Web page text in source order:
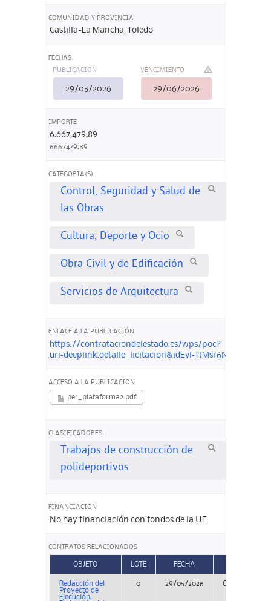
COMUNIDAD Y PROVINCIA
Castilla-La Mancha. Toledo
FECHAS
PUBLICACIÓN
29/05/2026
VENCIMIENTO
29/06/2026
IMPORTE
6.667.479,89
6667479,89
CATEGORIA(S)
Control, Seguridad y Salud de
las Obras
Cultura, Deporte y Ocio
Obra Civil y de Edificación
Servicios de Arquitectura
ENLACE A LA PUBLICACIÓN
https://contrataciondelestado.es/wps/poc?
ACCESO A LA PUBLICACION
per_plataforma2.pdf
CLASIFICADORES
Trabajos de construcción de
polideportivos
FINANCIACION
No hay financiación con fondos de la UE
CONTRATOS RELACIONADOS
OBJETO LOTE FECHA
Redacción del
Proyecto de
Ejecución,
0 29/05/2026 Concurso